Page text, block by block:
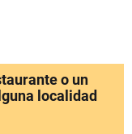
o un
localidad